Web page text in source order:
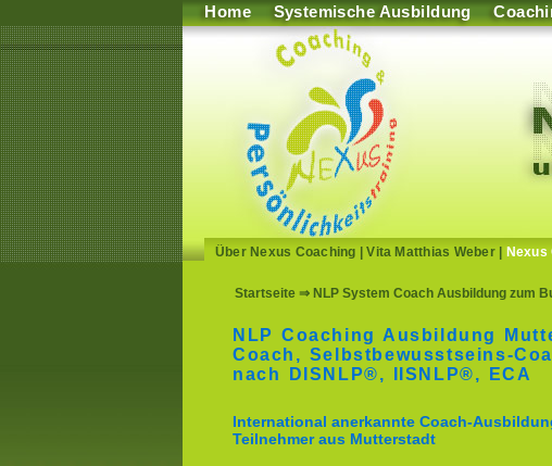
Home Systemische Ausbildung
Über Nexus Coaching |Vita Matthias Weber| Nexus
Startseite ⇒ NLP System Coach Ausbildung zum
NLP Coaching Ausbildung
Coach, Selbstbewusstseins-
nach DISNLP®, IISNLP®, ECA
International anerkannte Coach-
Teilnehmer aus Mutterstadt